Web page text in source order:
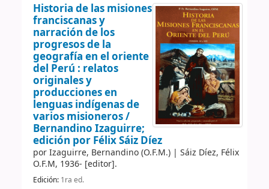
Historia de las misiones
franciscanas y
narración de los
progresos de la
geografía en el oriente
del Perú : relatos
originales y
producciones en
lenguas indígenas de
varios misioneros /
Bernandino Izaguirre;
edición por Félix Sáiz Díez
porIzaguirre, Bernandino (O.F.M.)| Sáiz Díez, Félix
O.F.M, 1936- [editor].
Edición: 1ra ed.